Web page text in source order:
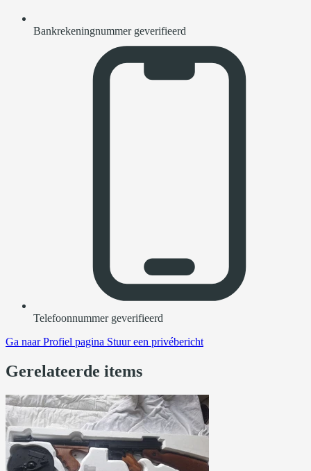
Bankrekeningnummer geverifieerd
Telefoonnummer geverifieerd
Ga naarProfiel pagina Stuur een privébericht
Gerelateerde items